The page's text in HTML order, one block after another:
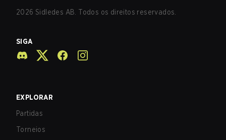
2026 Sidledes AB. Todos os direitos reservados.
SIGA
EXPLORAR
Partidas
Torneios